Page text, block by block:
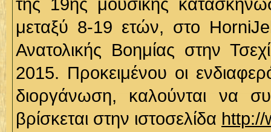
μεταξύ 8-19 ετών, στο
Ανατολικής Βοημίας στην
2015. Προκειμένου οι
διοργάνωση, καλούνται να
βρίσκεται στην ιστοσελίδα http://